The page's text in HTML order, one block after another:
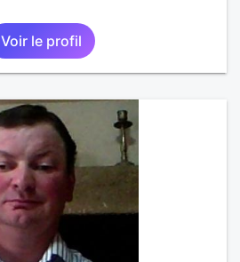
Voir le profil